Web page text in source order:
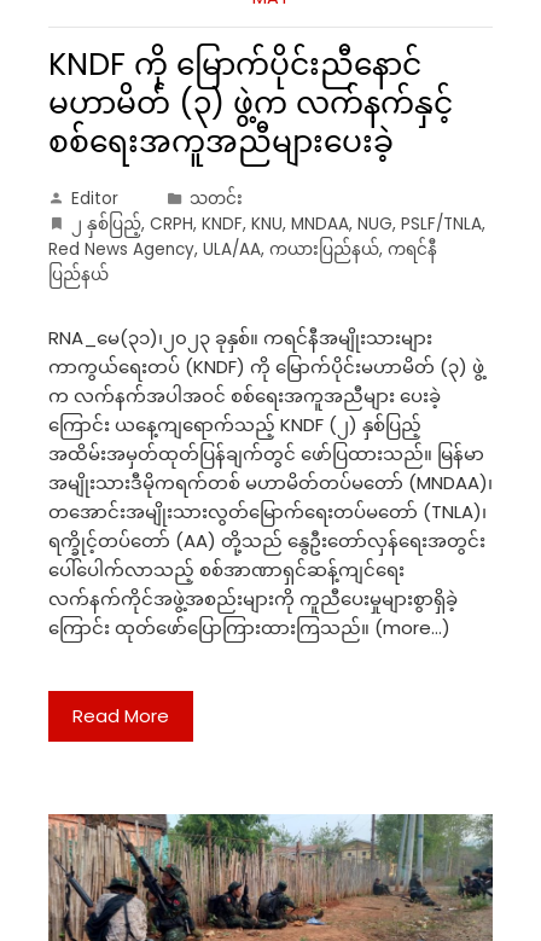
KNDF ကို မြောက်ပိုင်းညီနောင်
မဟာမိတ် (၃) ဖွဲ့က လက်နက်နှင့်
စစ်ရေးအကူအညီများပေးခဲ့
Editor
သတင်း
၂ နှစ်ပြည့်, CRPH, KNDF, KNU, MNDAA, NUG, PSLF/TNLA,
Red News Agency, ULA/AA, ကယားပြည်နယ်, ကရင်နီ
ပြည်နယ်
RNA_မေ(၃၁)၊၂၀၂၃ ခုနှစ်။ ကရင်နီအမျိုးသားများ
ကာကွယ်ရေးတပ် (KNDF) ကို မြောက်ပိုင်းမဟာမိတ် (၃) ဖွဲ့
က လက်နက်အပါအဝင် စစ်ရေးအကူအညီများ ပေးခဲ့
ကြောင်း ယနေ့ကျရောက်သည့် KNDF (၂) နှစ်ပြည့်
အထိမ်းအမှတ်ထုတ်ပြန်ချက်တွင် ဖော်ပြထားသည်။ မြန်မာ
အမျိုးသားဒီမိုကရက်တစ် မဟာမိတ်တပ်မတော် (MNDAA)၊
တအောင်းအမျိုးသားလွတ်မြောက်ရေးတပ်မတော် (TNLA)၊
ရက္ခိုင့်တပ်တော် (AA) တို့သည် နွေဦးတော်လှန်ရေးအတွင်း
ပေါ်ပေါက်လာသည့် စစ်အာဏာရှင်ဆန့်ကျင်ရေး
လက်နက်ကိုင်အဖွဲ့အစည်းများကို ကူညီပေးမှုများစွာရှိခဲ့
ကြောင်း ထုတ်ဖော်ပြောကြားထားကြသည်။ (more…)
Read More